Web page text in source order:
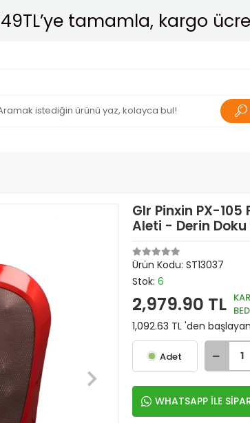
ile Öde, %4 Daha Ucuza
Glr Pinxin PX-
Aleti - Derin
Ürün Kodu: ST13037
Stok: 6
2,979.90 TL
1,092.63 TL 'den
Adet
WHATSAPP İLE